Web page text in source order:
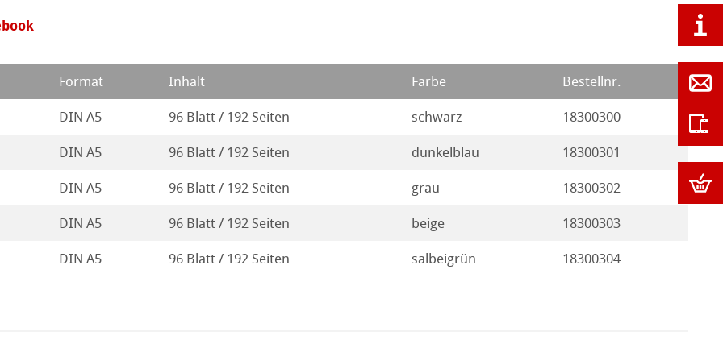
Format Inhalt Farbe Bestellnr.
DIN A5 96 Blatt / 192 Seiten schwarz 18300300
DIN A5 96 Blatt / 192 Seiten dunkelblau 18300301
DIN A5 96 Blatt / 192 Seiten grau 18300302
DIN A5 96 Blatt / 192 Seiten beige 18300303
DIN A5 96 Blatt / 192 Seiten salbeigrün 18300304